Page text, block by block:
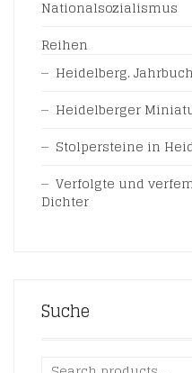
Nationalsozialismus
Reihen
Heidelberg.
Heidelberger
Stolpersteine in
Verfolgte und
Dichter
Suche